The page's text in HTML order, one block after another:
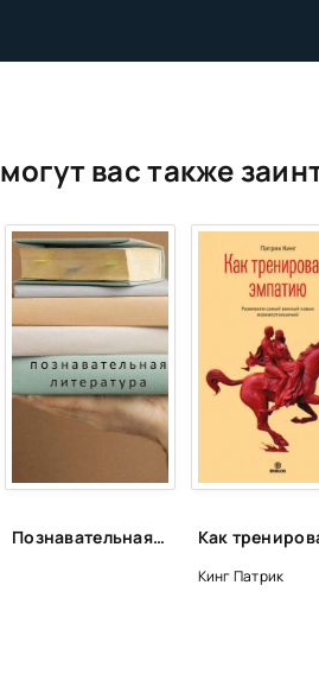
вас также
Познавательная литература
Кинг Патрик